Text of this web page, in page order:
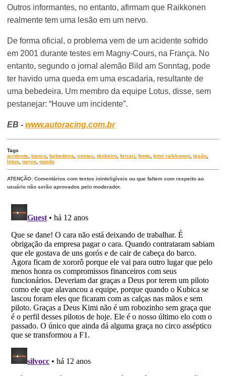
Outros informantes, no entanto, afirmam que Raikkonen
realmente tem uma lesão em um nervo.
De forma oficial, o problema vem de um acidente sofrido
em 2001 durante testes em Magny-Cours, na França. No
entanto, segundo o jornal alemão Bild am Sonntag, pode
ter havido uma queda em uma escadaria, resultante de
uma bebedeira. Um membro da equipe Lotus, disse, sem
pestanejar: “Houve um incidente”.
EB -www.autoracing.com.br
Tags
acidente,banco,bebedeira,costas,dinheiro,ferrari,fonte,kimi raikkonen,lesão,
lotus,nervo,queda
ATENÇÃO: Comentários com textos ininteligíveis ou que faltem com respeito ao
usuário não serão aprovados pelo moderador.